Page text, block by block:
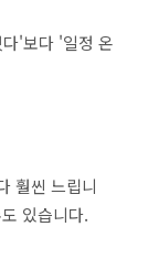
'보다 '일정 온
훨씬 느립니
있습니다.